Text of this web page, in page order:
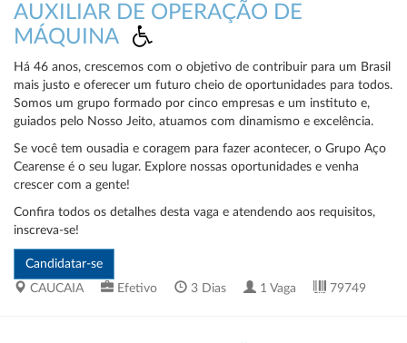
AUXILIAR DE OPERAÇÃO DE
MÁQUINA
Há 46 anos, crescemos com o objetivo de contribuir para um Brasil
mais justo e oferecer um futuro cheio de oportunidades para todos.
Somos um grupo formado por cinco empresas e um instituto e,
guiados pelo Nosso Jeito, atuamos com dinamismo e excelência.
Se você tem ousadia e coragem para fazer acontecer, o Grupo Aço
Cearense é o seu lugar. Explore nossas oportunidades e venha
crescer com a gente!
Confira todos os detalhes desta vaga e atendendo aos requisitos,
inscreva-se!
CAUCAIA Efetivo 3 Dias 1 Vaga 79749